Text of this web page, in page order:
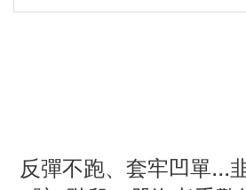
反彈不跑、套牢凹單...